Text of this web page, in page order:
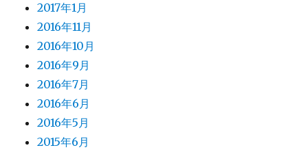
2017年1月
2016年11月
2016年10月
2016年9月
2016年7月
2016年6月
2016年5月
2015年6月